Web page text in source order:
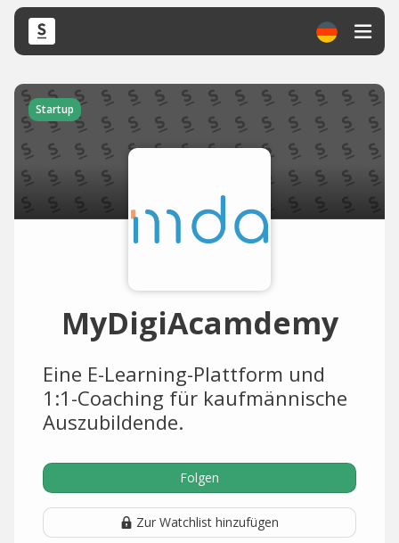
Startup
MyDigiAcamdemy
Eine E-Learning-Plattform und
1:1-Coaching für kaufmännische
Auszubildende.
Folgen
Zur Watchlist hinzufügen